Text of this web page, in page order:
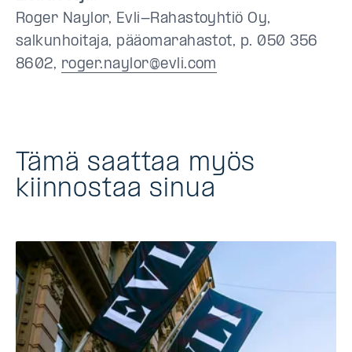
Roger Naylor, Evli-Rahastoyhtiö Oy,
salkunhoitaja, pääomarahastot, p. 050 356
8602, roger.naylor@evli.com
Tämä saattaa myös
kiinnostaa sinua